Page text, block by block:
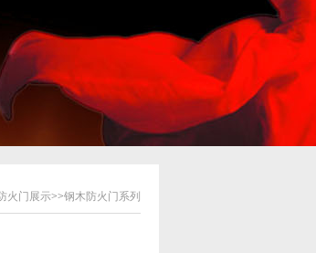
火门展示>>钢木防火门系列